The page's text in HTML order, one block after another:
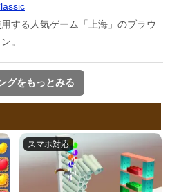
する人気ゲーム「上海」のブラウ
。
グをもっとみる